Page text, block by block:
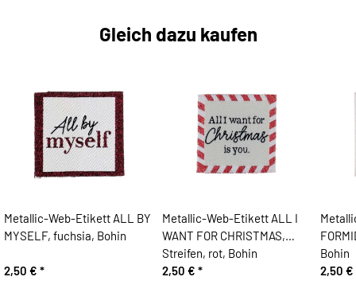
Gleich dazu kaufen
Metallic-Web-Etikett ALL BY
MYSELF, fuchsia, Bohin
2,50 € *
Metallic-Web-Etikett ALL I
WANT FOR CHRISTMAS,
Streifen, rot, Bohin
2,50 € *
Bohin
2,50 €